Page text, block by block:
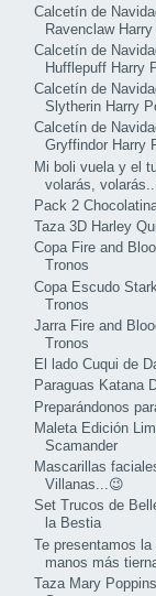
Calcetín de
Ravenclaw
Calcetín de
Hufflepuff Harry
Calcetín de
Slytherin Harry
Calcetín de
Gryffindor Harry
Mi boli vuela y el
volarás, volarás...
Pack 2
Taza 3D Harley
Copa Fire and
Tronos
Copa Escudo
Tronos
Jarra Fire and
Tronos
El lado Cuqui de
Paraguas Katana
Preparándonos
Maleta Edición
Scamander
Mascarillas
Villanas...😉
Set Trucos de
la Bestia
Te presentamos la
manos más
Taza Mary